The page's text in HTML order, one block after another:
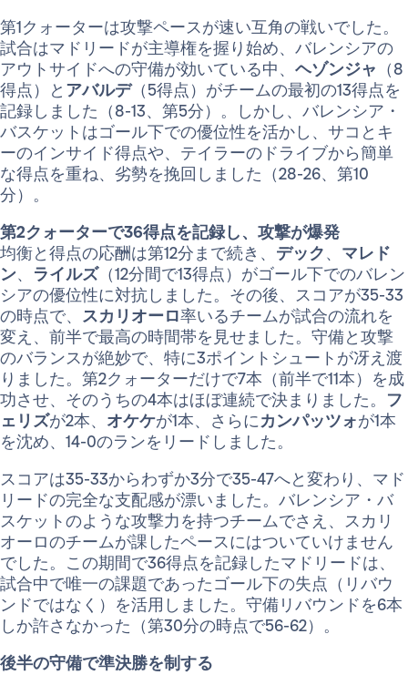
第1クォーターは攻撃ペースが速い互角の戦いでした。
試合はマドリードが主導権を握り始め、バレンシアの
アウトサイドへの守備が効いている中、 ヘゾンジャ （8
得点）と アバルデ（5得点）がチームの最初の13得点を
記録しました（8-13、第5分）。しかし、バレンシア・
バスケットはゴール下での優位性を活かし、サコとキ
ーのインサイド得点や、テイラーのドライブから簡単
な得点を重ね、劣勢を挽回しました（28-26、第10
分）。
第2クォーターで36得点を記録し、攻撃が爆発
均衡と得点の応酬は第12分まで続き、 デック、 マレド
ン、 ライルズ（12分間で13得点）がゴール下でのバレン
シアの優位性に対抗しました。その後、スコアが35-33
の時点で、 スカリオーロ率いるチームが試合の流れを
変え、前半で最高の時間帯を見せました。守備と攻撃
のバランスが絶妙で、特に3ポイントシュートが冴え渡
りました。第2クォーターだけで7本（前半で11本）を成
功させ、そのうちの4本はほぼ連続で決まりました。 フ
ェリズが2本、 オケケが1本、さらにカンパッツォが1本
を沈め、14-0のランをリードしました。
スコアは35-33からわずか3分で35-47へと変わり、マド
リードの完全な支配感が漂いました。バレンシア・バ
スケットのような攻撃力を持つチームでさえ、スカリ
オーロのチームが課したペースにはついていけません
でした。この期間で36得点を記録したマドリードは、
試合中で唯一の課題であったゴール下の失点（リバウ
ンドではなく）を活用しました。守備リバウンドを6本
しか許さなかった（第30分の時点で56-62）。
後半の守備で準決勝を制する